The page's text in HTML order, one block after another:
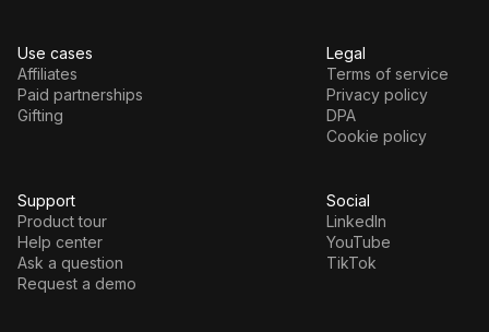
Use cases
Affiliates
Paid partnerships
Gifting
Legal
Terms of service
Privacy policy
DPA
Cookie policy
Support
Product tour
Help center
Ask a question
Request a demo
Social
LinkedIn
YouTube
TikTok